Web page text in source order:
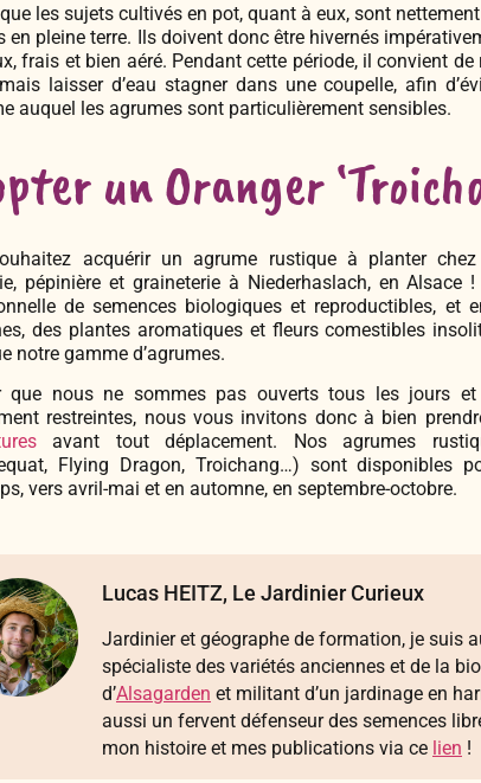
les sujets cultivés en pot, quant à eux, sont
en pleine terre. Ils doivent donc être hivernés
frais et bien aéré. Pendant cette période, il convient
laisser d’eau stagner dans une coupelle, afin
auquel les agrumes sont particulièrement sensibles.
un Oranger
acquérir un agrume rustique à planter
pépinière et graineterie à Niederhaslach, en Alsace
de semences biologiques et reproductibles, et
des plantes aromatiques et fleurs comestibles
notre gamme d’agrumes.
que nous ne sommes pas ouverts tous les jours et
restreintes, nous vous invitons donc à bien
avant tout déplacement. Nos agrumes
Flying Dragon, Troichang…) sont disponibles
vers avril-mai et en automne, en septembre-octobre.
Lucas HEITZ, Le Jardinier Curieux
Jardinier et géographe de formation, je suis
spécialiste des variétés anciennes et de la
d’Alsagarden et militant d’un jardinage en
aussi un fervent défenseur des semences
mon histoire et mes publications via ce lien !